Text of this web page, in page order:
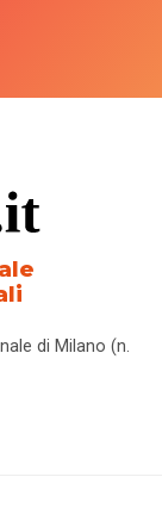
di Milano (n.